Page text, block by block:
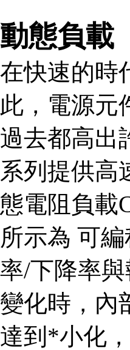
動態負載
在快速的時
此，電源元
過去都高出
系列提供高
態電阻負載
所示為 可
率/下降率
變化時，內
達到*小化